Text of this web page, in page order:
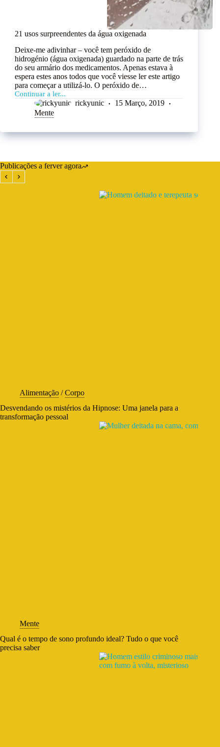
21 usos surpreendentes da água oxigenada
Deixe-me adivinhar – você tem peróxido de
hidrogénio (água oxigenada) guardado na parte de trás
do seu armário dos medicamentos. Apenas estava à
espera estes anos todos que você viesse ler este artigo
para começar a utilizá-lo. O peróxido de…
Continuar a ler...
rickyunic
15 Março, 2019
Mente
Publicações a ferver agora
Alimentação /Corpo
Desvendando os mistérios da Hipnose: Uma janela para a
transformação pessoal
Mente
Qual é o tempo de sono profundo ideal? Tudo o que você
precisa saber